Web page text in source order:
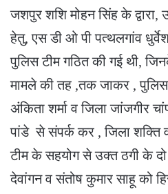
जशपुर शशि मोहन सिंह के
हेतु, एस डी ओ पी पत्थलगांव
पुलिस टीम गठित की गई थी,
मामले की तह ,तक जाकर , पुलिस
अंकिता शर्मा व जिला जांजगीर
पांडे से संपर्क कर , जिला शक्ति
टीम के सहयोग से उक्त ठगी के
देवांगन व संतोष कुमार साहू को